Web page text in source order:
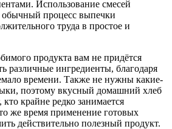
Использование смесей
обычный процесс выпечки
труда в простое и
продукта вам не придётся
различные ингредиенты, благодаря
времени. Также не нужны какие-
поэтому вкусный домашний хлеб
крайне редко занимается
же время применение готовых
действительно полезный продукт.